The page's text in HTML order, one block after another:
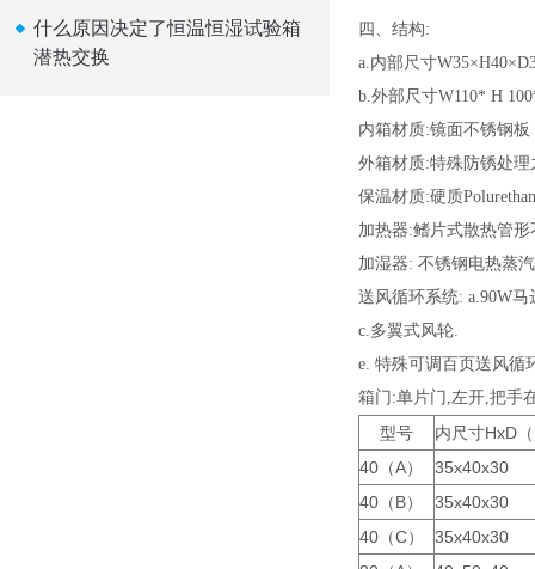
什么原因决定了恒温恒湿试验箱
潜热交换
四、结构:
a.内部尺寸W35×H40×D
b.外部尺寸W110* H
内箱材质:镜面不锈钢板
外箱材质:特殊防锈处
保温材质:硬质
加热器:鳍片式散热管
加湿器: 不锈钢电热蒸
送风循环系统: a.90W马
c.多翼式风轮.
e. 特殊可调百页送风循
箱门:单片门,左开,把手
型号
内尺寸HxD
40（A）
35x40x30
40（B）
35x40x30
40（C）
35x40x30